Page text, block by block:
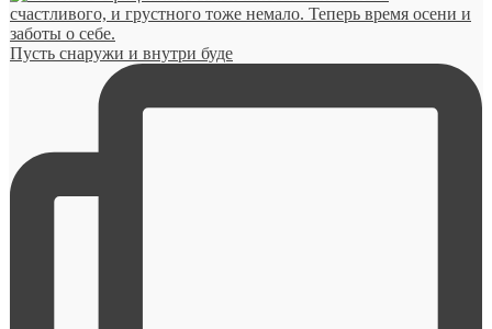
Пусть снаружи и внутри буде